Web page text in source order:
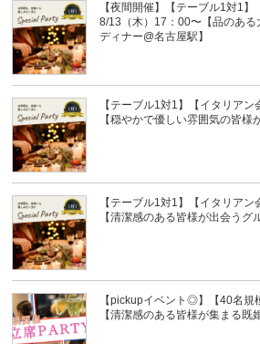
【夜間開催】【テーブル1対1】
8/13（木）17：00〜【品のある
ディナー@名古屋駅】
【テーブル1対1】【イタリア
【穏やかで優しい雰囲気の皆様
【テーブル1対1】【イタリア
【清潔感のある皆様が出会うグ
【pickupイベント◎】【40名規
【清潔感のある皆様が集まる既